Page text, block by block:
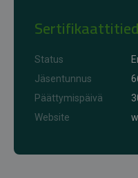
Status
Jäsentunnus
Päättymispäivä
Website